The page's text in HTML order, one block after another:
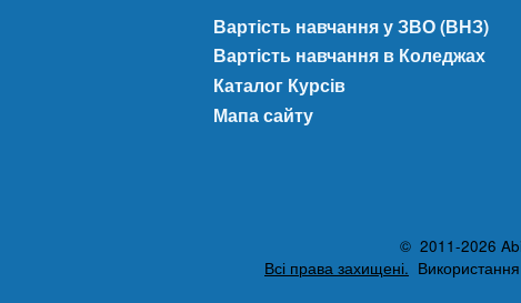
Вартість навчання у ЗВО (ВНЗ)
Вартість навчання в Коледжах
Каталог Курсів
Мапа сайту
© 2011-2026
Всі права захищені.